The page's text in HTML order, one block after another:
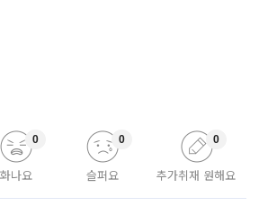
화나요
0
슬퍼요
0
추가취재 원해요
0